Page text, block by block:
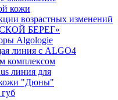
кожи
возрастных изменений
БЕРЕГ»
Algologie
линия с ALGO4
комплексом
линия для
кожи "Дюны"